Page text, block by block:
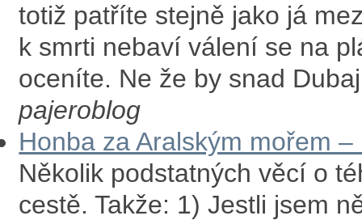
totiž patříte stejně jako já
k smrti nebaví válení se na
oceníte. Ne že by snad
pajeroblog
Honba za Aralským mořem
Několik podstatných věcí o
cestě. Takže: 1) Jestli jsem